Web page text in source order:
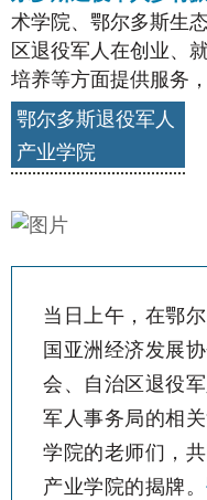
术学院、鄂尔多斯生
区退役军人在创业、
培养等方面提供服务，
鄂尔多斯退役军人
产业学院
当日上午，在鄂
国亚洲经济发展
会、自治区退役
军人事务局的相
学院的老师们，
产业学院的揭牌。